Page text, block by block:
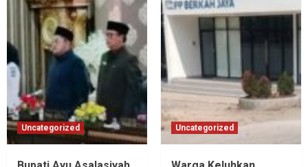
Uncategorized Uncategorized